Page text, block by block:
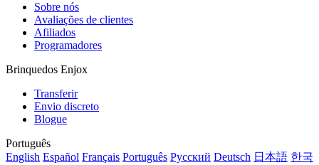
Sobre nós
Avaliações de clientes
Afiliados
Programadores
Brinquedos Enjox
Transferir
Envio discreto
Blogue
Português
English Español Français Português Русский Deutsch 日本語 한국